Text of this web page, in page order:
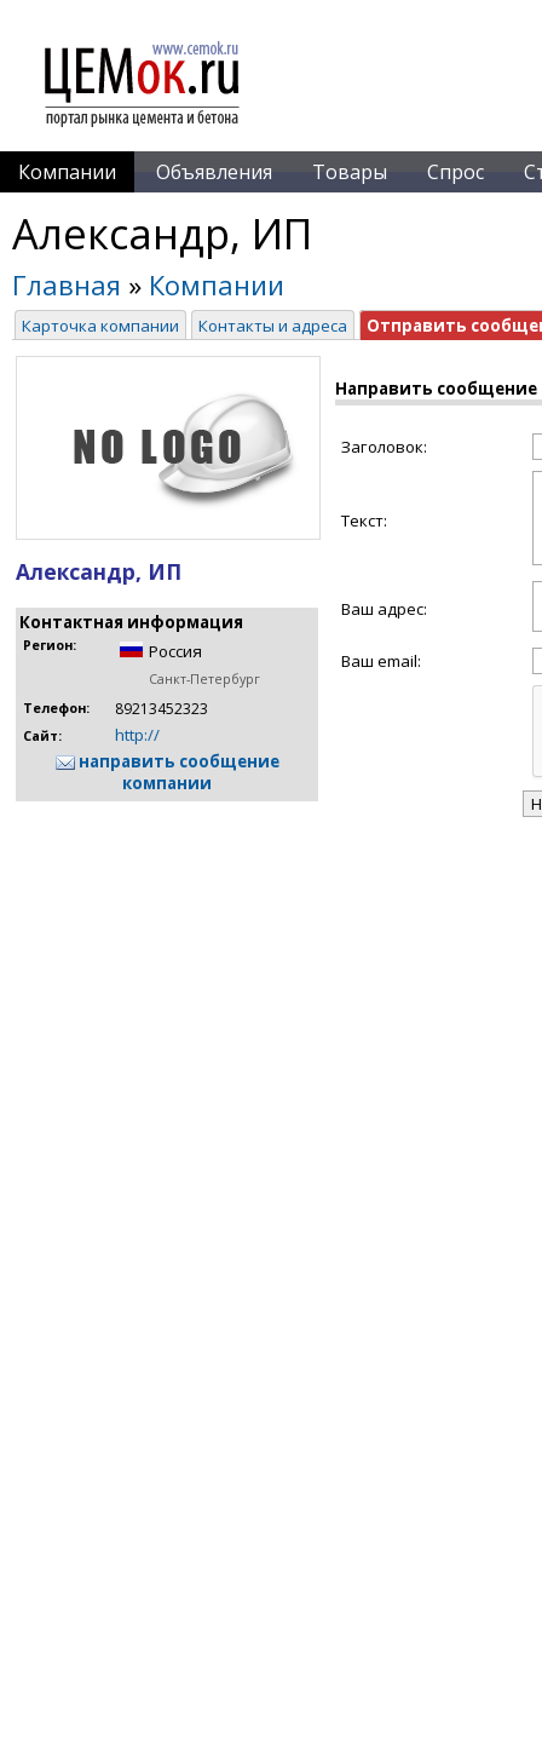
Компании Объявления Товары Спрос
Александр, ИП
Главная » Компании
Карточка компании Контакты и адреса Отправить
Александр, ИП
Контактная информация
Регион: Россия
Санкт-Петербург
Телефон:
89213452323
Сайт:
http://
направить сообщение
компании
Направить
Заголовок:
Текст:
Ваш адрес:
Ваш email: